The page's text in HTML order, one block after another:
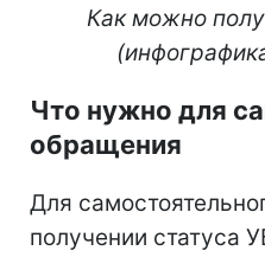
Как можно
Что нужно для
обращения
Для
получении статуса